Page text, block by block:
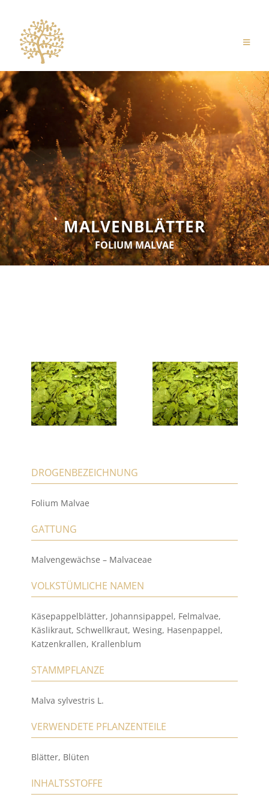
MALVENBLÄTTER
FOLIUM MALVAE
DROGENBEZEICHNUNG
Folium Malvae
GATTUNG
Malvengewächse – Malvaceae
VOLKSTÜMLICHE NAMEN
Käsepappelblätter, Johannsipappel, Felmalvae,
Käslikraut, Schwellkraut, Wesing, Hasenpappel,
Katzenkrallen, Krallenblum
STAMMPFLANZE
Malva sylvestris L.
VERWENDETE PFLANZENTEILE
Blätter, Blüten
INHALTSSTOFFE